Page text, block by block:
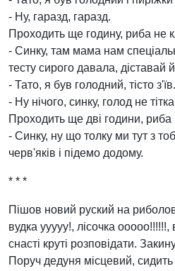
- Ну, гаразд, гаразд.
Проходить ще годину, риба не
- Синку, там мама нам
тесту сирого давала, діставай
- Тато, я був голодний, тісто з'їв.
- Ну нічого, синку, голод не
Проходить ще дві години, риба
- Синку, ну що толку ми тут з
черв'яків і підемо додому.
* * *
Пішов новий руский на
вудка ууууу!, лісочка
снасті круті розповідати.
Поруч дедуня місцевий,